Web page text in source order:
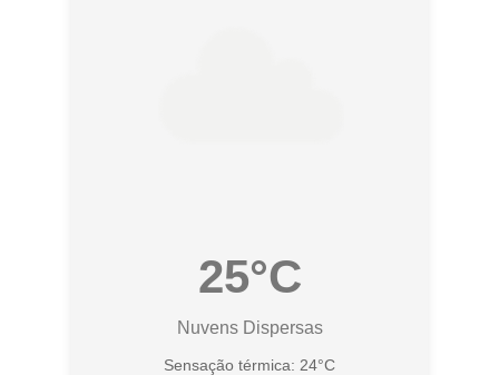
25°C
Nuvens Dispersas
Sensação térmica: 24°C